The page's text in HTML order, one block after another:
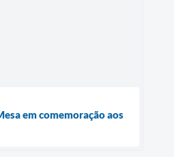
em comemoração aos